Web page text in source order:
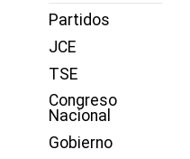
Partidos
JCE
TSE
Congreso
Nacional
Gobierno